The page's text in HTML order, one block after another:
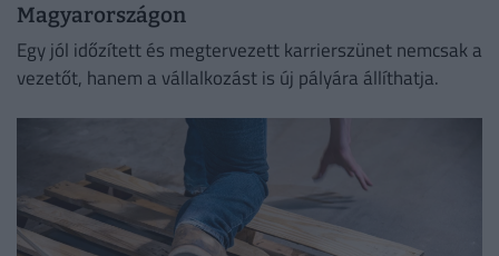
Magyarországon
Egy jól időzített és megtervezett karrierszünet nemcsak a
vezetőt, hanem a vállalkozást is új pályára állíthatja.